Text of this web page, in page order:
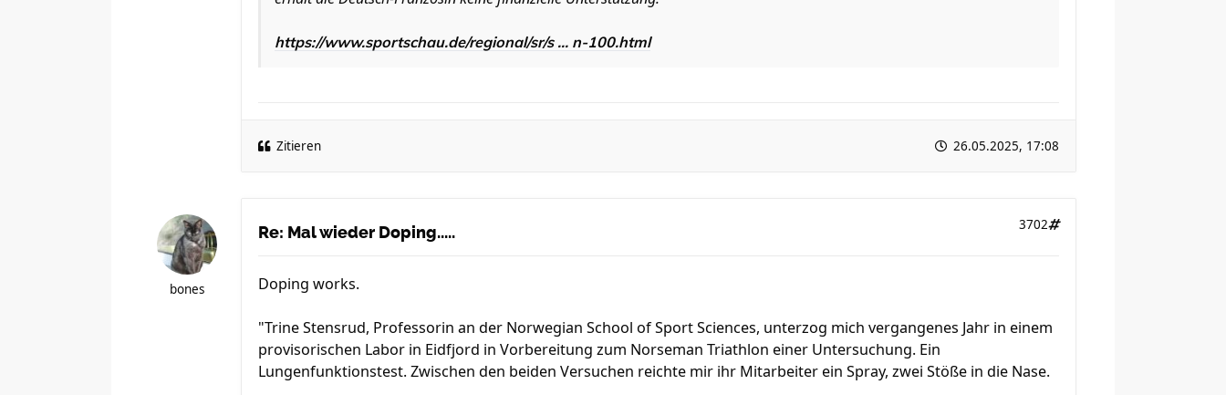
https://www.sportschau.de/regional/sr/s ... n-100.html
Zitieren 26.05.2025, 17:08
bones
Re: Mal wieder Doping..... 3702
Doping works.
"Trine Stensrud, Professorin an der Norwegian School of Sport Sciences, unterzog mich vergangenes Jahr in einem
provisorischen Labor in Eidfjord in Vorbereitung zum Norseman Triathlon einer Untersuchung. Ein
Lungenfunktionstest. Zwischen den beiden Versuchen reichte mir ihr Mitarbeiter ein Spray, zwei Stöße in die Nase.